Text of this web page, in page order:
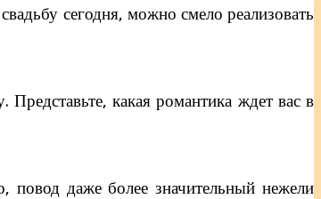
сегодня, можно смело реализовать
какая романтика ждет вас в
повод даже более значительный нежели